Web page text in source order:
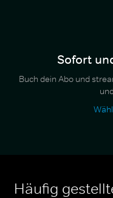
Sofort
Buch dein Abo und
Häufig